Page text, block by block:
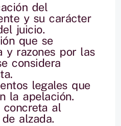
del
y su carácter
juicio.
que se
y razones por las
considera
legales que
la apelación.
concreta al
alzada.